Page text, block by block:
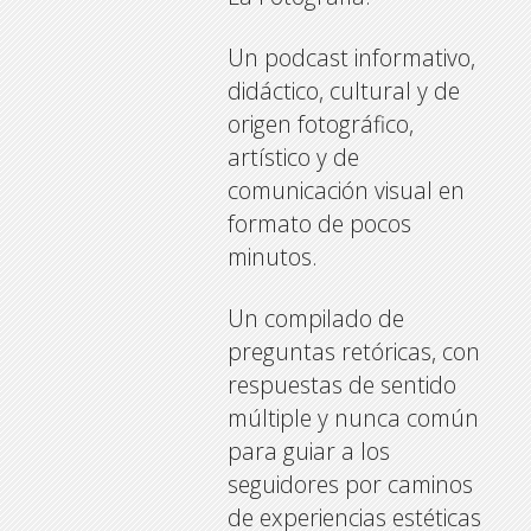
Un podcast informativo,
didáctico, cultural y de
origen fotográfico,
artístico y de
comunicación visual en
formato de pocos
minutos.
Un compilado de
preguntas retóricas, con
respuestas de sentido
múltiple y nunca común
para guiar a los
seguidores por caminos
de experiencias estéticas